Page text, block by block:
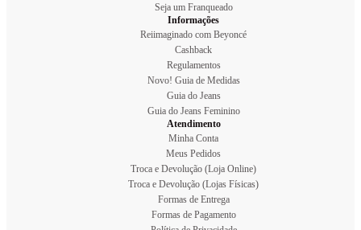
Seja um Franqueado
Informações
Reiimaginado com Beyoncé
Cashback
Regulamentos
Novo! Guia de Medidas
Guia do Jeans
Guia do Jeans Feminino
Atendimento
Minha Conta
Meus Pedidos
Troca e Devolução (Loja Online)
Troca e Devolução (Lojas Físicas)
Formas de Entrega
Formas de Pagamento